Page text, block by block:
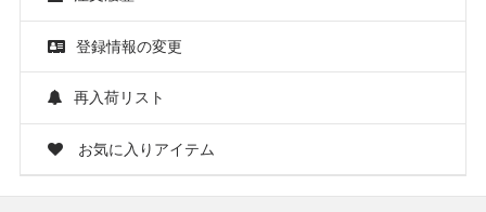
登録情報の変更
再入荷リスト
お気に入りアイテム